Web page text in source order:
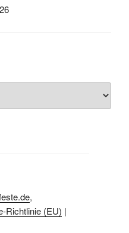
,
Richtlinie (EU) |